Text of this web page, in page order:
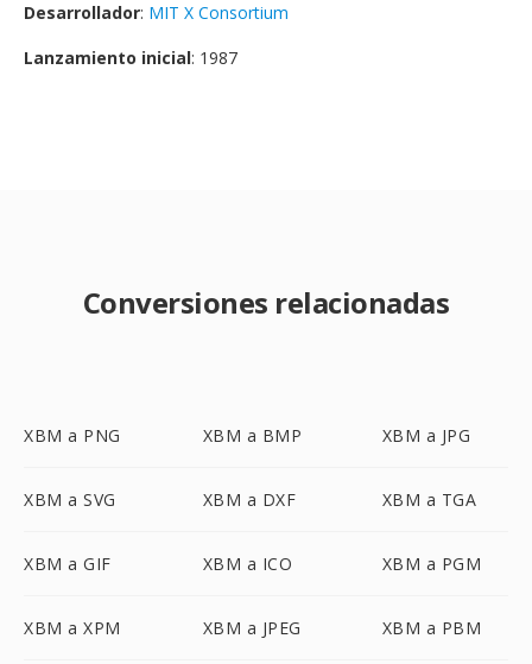
Desarrollador: MIT X Consortium
Lanzamiento inicial: 1987
Conversiones relacionadas
XBM a PNG XBM a BMP XBM a JPG
XBM a SVG XBM a DXF XBM a TGA
XBM a GIF XBM a ICO XBM a PGM
XBM a XPM XBM a JPEG XBM a PBM